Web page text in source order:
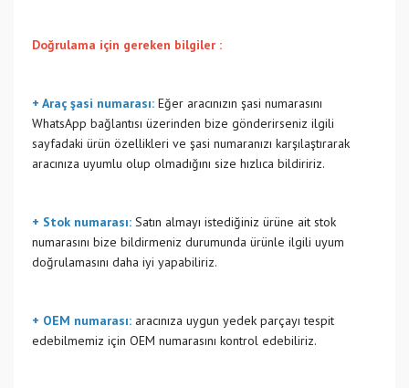
Doğrulama için gereken bilgiler :
+ Araç şasi numarası: Eğer aracınızın şasi numarasını
WhatsApp bağlantısı üzerinden bize gönderirseniz ilgili
sayfadaki ürün özellikleri ve şasi numaranızı karşılaştırarak
aracınıza uyumlu olup olmadığını size hızlıca bildiririz.
+ Stok numarası: Satın almayı istediğiniz ürüne ait stok
numarasını bize bildirmeniz durumunda ürünle ilgili uyum
doğrulamasını daha iyi yapabiliriz.
+ OEM numarası: aracınıza uygun yedek parçayı tespit
edebilmemiz için OEM numarasını kontrol edebiliriz.